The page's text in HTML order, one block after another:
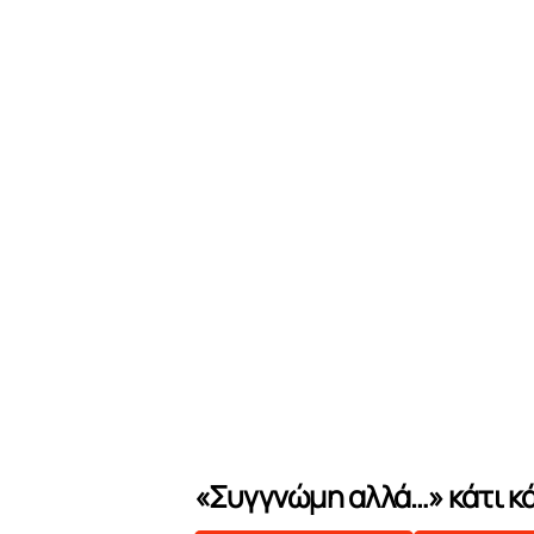
«Συγγνώμη αλλά…» κάτι